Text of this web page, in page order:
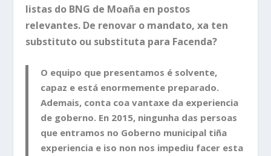
listas do BNG de Moaña en postos
relevantes. De renovar o mandato, xa ten
substituto ou substituta para Facenda?
O equipo que presentamos é solvente,
capaz e está enormemente preparado.
Ademais, conta coa vantaxe da experiencia
de goberno. En 2015, ningunha das persoas
que entramos no Goberno municipal tiña
experiencia e iso non nos impediu facer esta